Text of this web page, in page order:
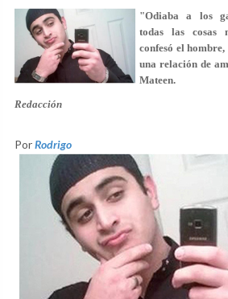
"Odiaba a los
todas las cosas
confesó el
una relación de
Mateen.
Redacción
PorRodrigo